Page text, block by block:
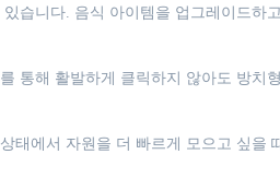
습니다. 음식 아이템을 업그레이드하
통해 활발하게 클릭하지 않아도 방치
태에서 자원을 더 빠르게 모으고 싶을